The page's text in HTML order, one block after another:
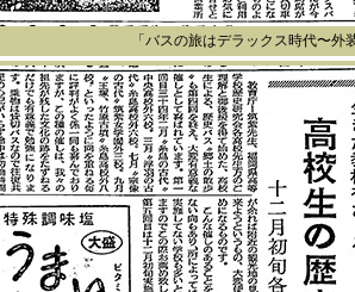
「バスの旅はデラックス時代〜